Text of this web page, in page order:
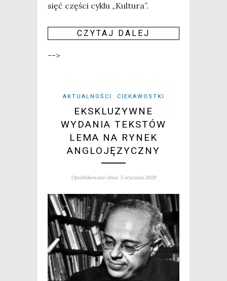
sięć czę­ści cyklu „Kul­tu­ra”.
CZY­TAJ DALEJ
-->
AKTUALNOŚCI CIEKAWOSTKI
EKSKLUZYWNE
WYDANIA TEKSTÓW
LEMA NA RYNEK
ANGLOJĘZYCZNY
Opublikowano dnia: 5 stycznia 2020